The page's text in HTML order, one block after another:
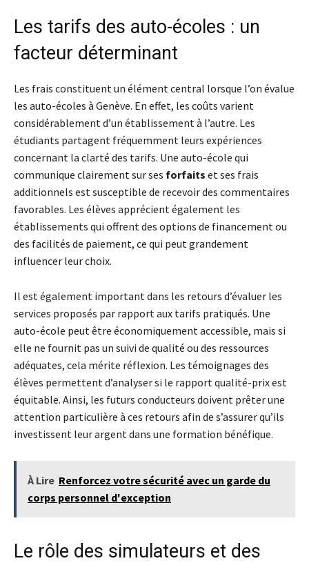
Les tarifs des auto-écoles : un
facteur déterminant
Les frais constituent un élément central lorsque l’on évalue
les auto-écoles à Genève. En effet, les coûts varient
considérablement d’un établissement à l’autre. Les
étudiants partagent fréquemment leurs expériences
concernant la clarté des tarifs. Une auto-école qui
communique clairement sur ses forfaits et ses frais
additionnels est susceptible de recevoir des commentaires
favorables. Les élèves apprécient également les
établissements qui offrent des options de financement ou
des facilités de paiement, ce qui peut grandement
influencer leur choix.
Il est également important dans les retours d’évaluer les
services proposés par rapport aux tarifs pratiqués. Une
auto-école peut être économiquement accessible, mais si
elle ne fournit pas un suivi de qualité ou des ressources
adéquates, cela mérite réflexion. Les témoignages des
élèves permettent d’analyser si le rapport qualité-prix est
équitable. Ainsi, les futurs conducteurs doivent prêter une
attention particulière à ces retours afin de s’assurer qu’ils
investissent leur argent dans une formation bénéfique.
À Lire Renforcez votre sécurité avec un garde du
corps personnel d'exception
Le rôle des simulateurs et des